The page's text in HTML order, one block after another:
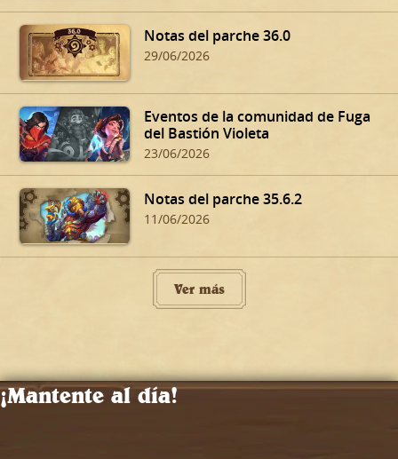
Notas del parche 36.0
29/06/2026
Eventos de la comunidad de Fuga
del Bastión Violeta
23/06/2026
Notas del parche 35.6.2
11/06/2026
Ver más
¡Mantente al día!